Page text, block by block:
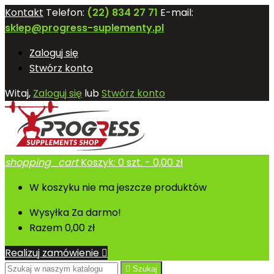
Kontakt Telefon: (22) 834 27 71 E-mail:
sklep@progress-suplementy.pl
Zaloguj się
Stwórz konto
Witaj, Zaloguj się lubStwórz konto
shopping_cart Koszyk: 0szt. - 0,00 zł
W koszyku nie ma jeszcze produktów
Wysyłka Za darmo!
Razem0,00 zł
Realizuj zamówienie 
 Szukaj